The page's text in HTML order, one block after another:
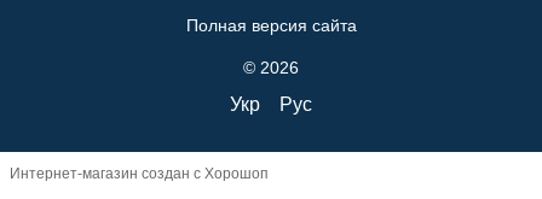
Полная версия сайта
© 2026
Укр Рус
Интернет-магазин создан с Хорошоп